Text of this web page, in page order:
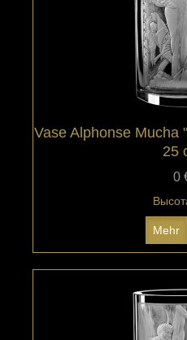
Vase Alphonse Mucha
25
0
Mehr